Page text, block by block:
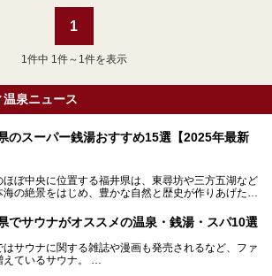
1
1 件中 1件～1件を表示
泉ニュース
のスーパー銭湯おすすめ15選【2025年最新
ほぼ中央に位置する福井県は、東尋坊や三方五湖など
海の絶景をはじめ、豊かな自然と歴史が作りあげた見
物、越前そば、ソースかつ丼などのグルメも人気で
春の北陸新幹線の延伸により、関西地方のみならず
からもアクセスしやすくなりました。今回は、そんな
でおすすめのスーパー銭湯をご紹介します。
でサウナがオススメの温泉・銭湯・スパ10選
はサウナに関する雑誌や漫画も発売されるなど、ファ
えているサウナ。